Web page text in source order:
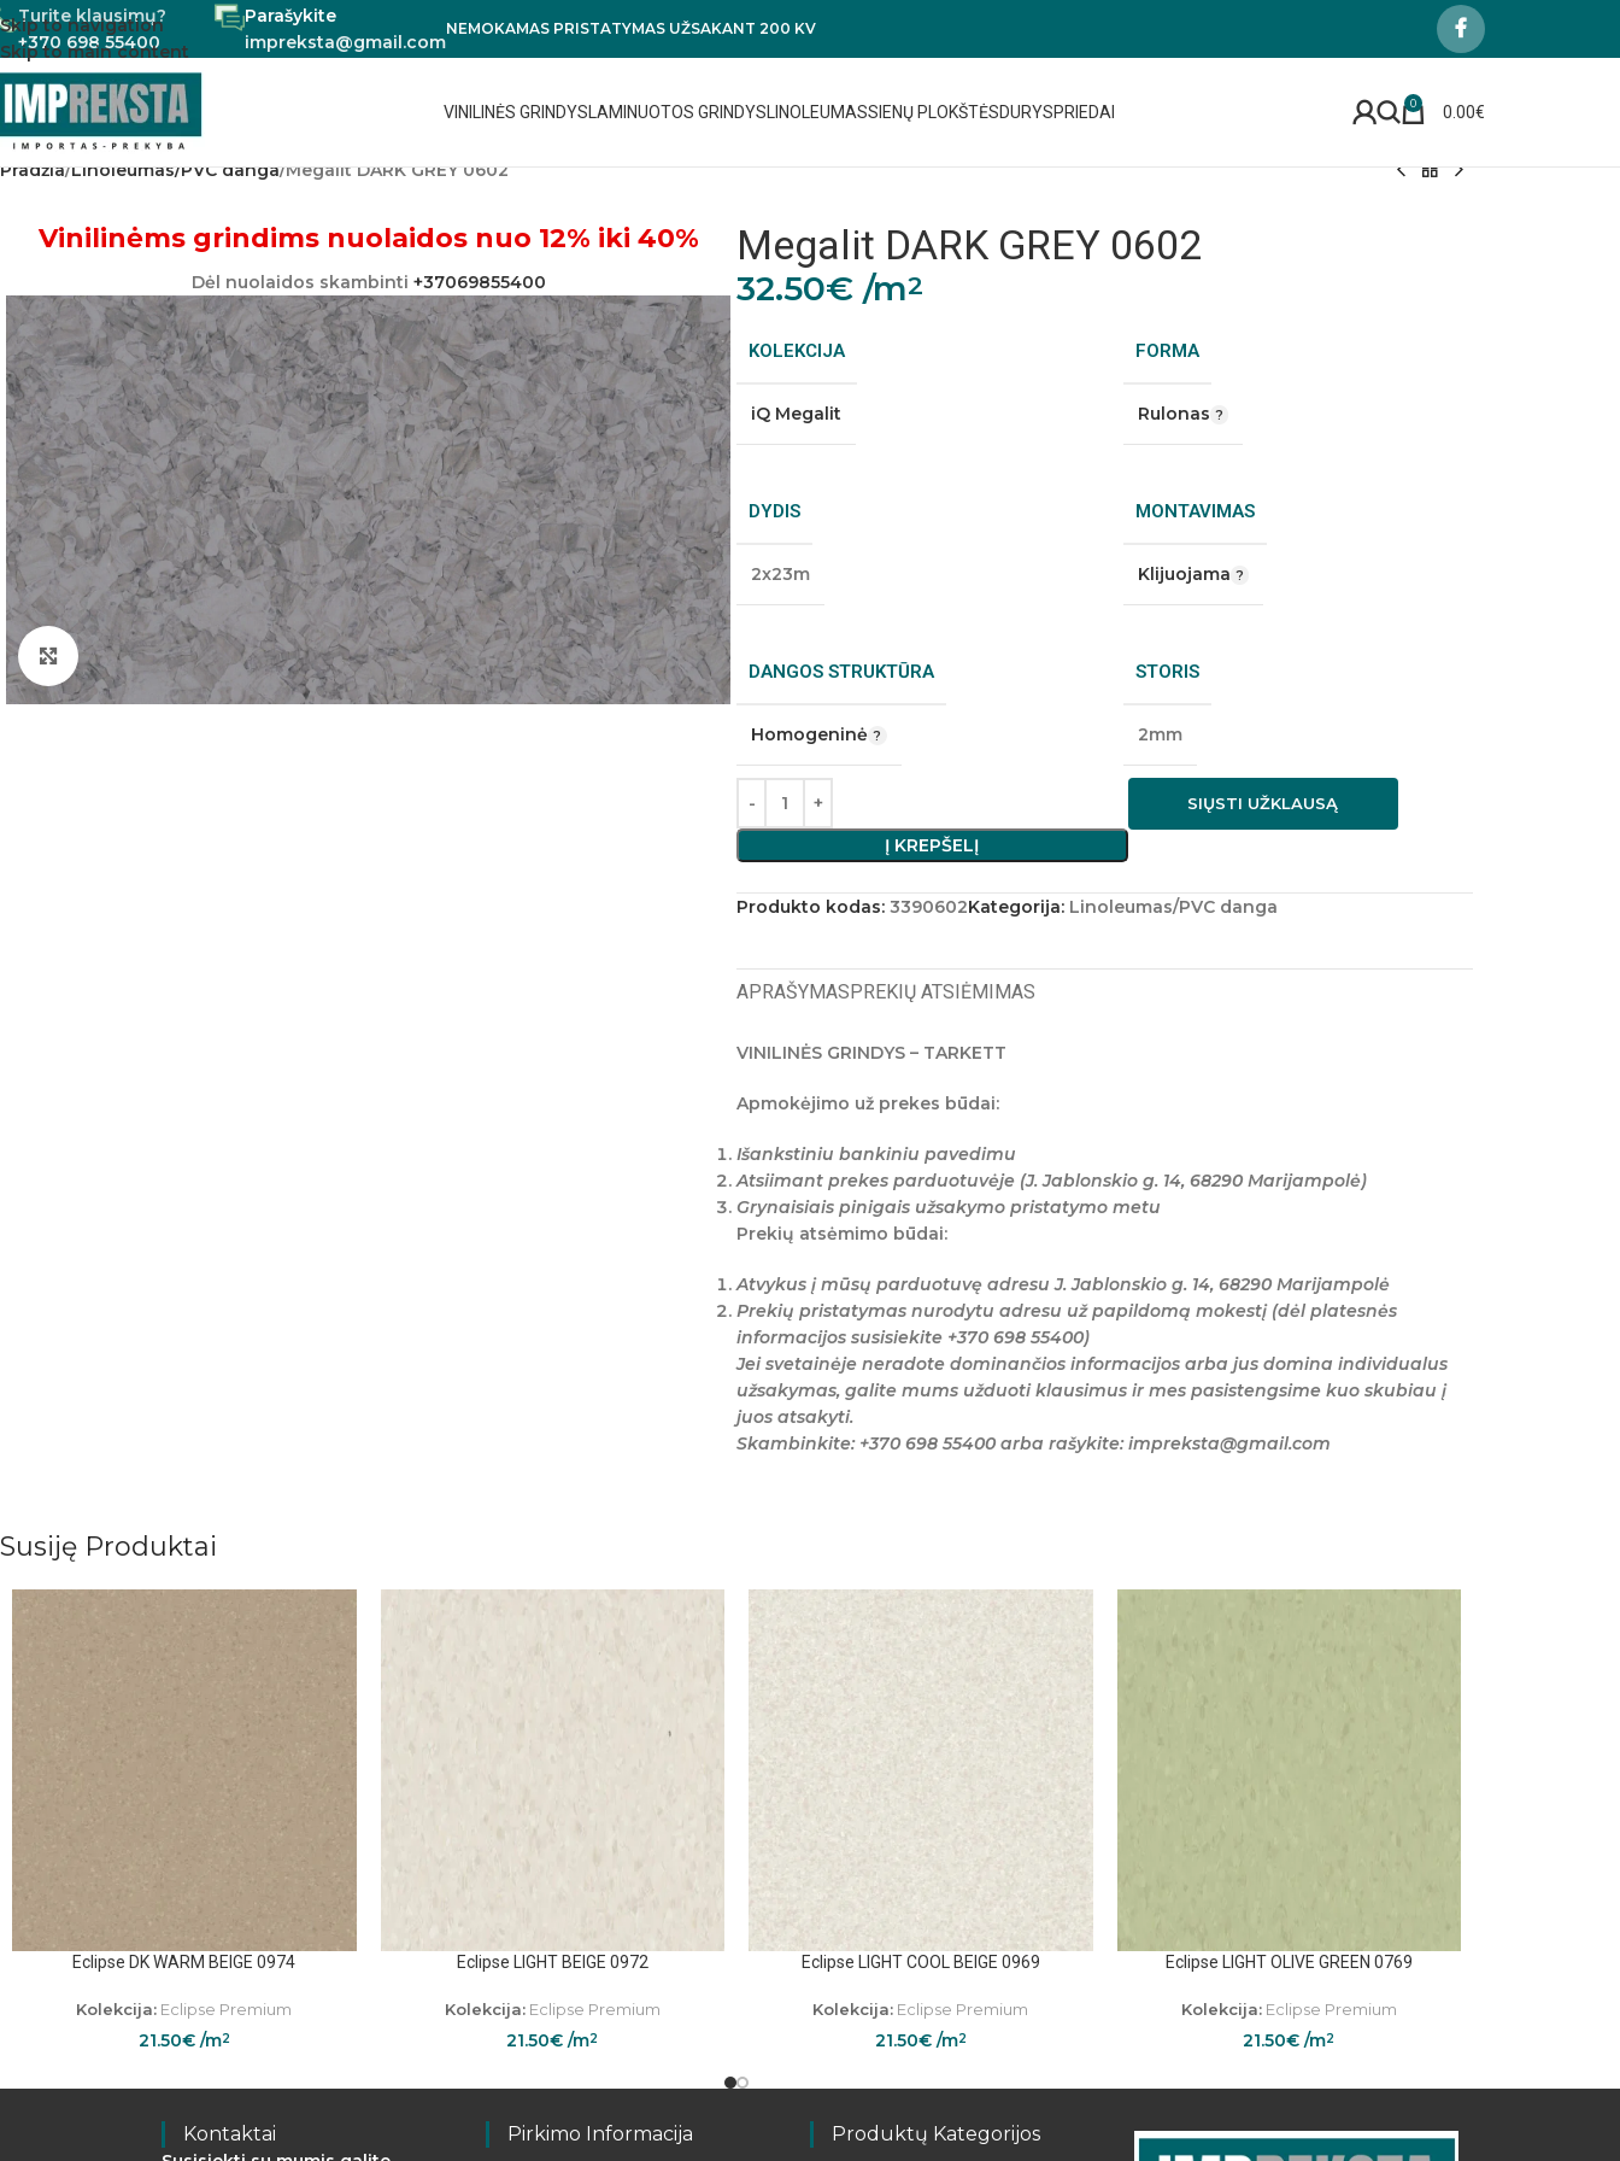
Skip to navigation
Skip to main content
Turite klausimų?
+370 698 55400
Parašykite
impreksta@gmail.com
NEMOKAMAS PRISTATYMAS UŽSAKANT 200 KV
VINILINĖS GRINDYS LAMINUOTOS GRINDYS LINOLEUMASSIENŲ PLOKŠTĖSDURYSPRIEDAI 0 0.00€
Pradžia Linoleumas/PVC danga Megalit DARK GREY 0602
Vinilinėms grindims nuolaidos nuo 12% iki 40%
Dėl nuolaidos skambinti +37069855400
Padidinti nuotrauką
Megalit DARK GREY 0602
32.50€ /m2
KOLEKCIJA
iQ Megalit
FORMA
Rulonas
DYDIS
2x23m
MONTAVIMAS
Klijuojama
DANGOS STRUKTŪRA
Homogeninė
STORIS
2mm
Į KREPŠELĮ
SIŲSTI UŽKLAUSĄ
Produkto kodas: 3390602Kategorija: Linoleumas/PVC danga
APRAŠYMASPREKIŲ ATSIĖMIMAS
VINILINĖS GRINDYS – TARKETT
Apmokėjimo už prekes būdai:
Išankstiniu bankiniu pavedimu
Atsiimant prekes parduotuvėje (J. Jablonskio g. 14, 68290 Marijampolė)
Grynaisiais pinigais užsakymo pristatymo metu
Prekių atsėmimo būdai:
Atvykus į mūsų parduotuvę adresu J. Jablonskio g. 14, 68290 Marijampolė
Prekių pristatymas nurodytu adresu už papildomą mokestį (dėl platesnės
informacijos susisiekite +370 698 55400)
Jei svetainėje neradote dominančios informacijos arba jus domina individualus
užsakymas, galite mums užduoti klausimus ir mes pasistengsime kuo skubiau į
juos atsakyti.
Skambinkite: +370 698 55400 arba rašykite: impreksta@gmail.com
Susiję Produktai
Eclipse DK WARM BEIGE 0974
Kolekcija: Eclipse Premium
21.50€/m2
Eclipse LIGHT BEIGE 0972
Kolekcija:Eclipse Premium
21.50€ /m2
Eclipse LIGHT COOL BEIGE 0969
Kolekcija: Eclipse Premium
21.50€/m2
Eclipse LIGHT OLIVE GREEN 0769
Kolekcija:Eclipse Premium
21.50€ /m2
Kontaktai Pirkimo Informacija Produktų Kategorijos